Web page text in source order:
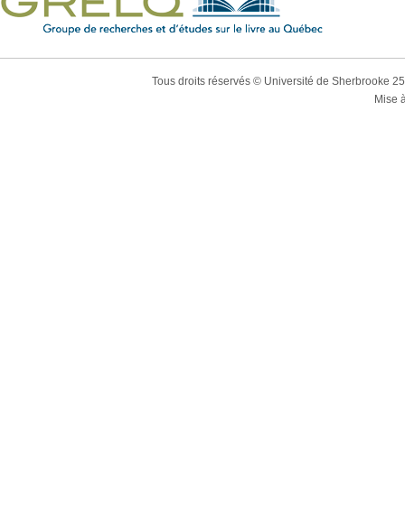
Tous droits réservés © Université de Sherbrooke
Mise